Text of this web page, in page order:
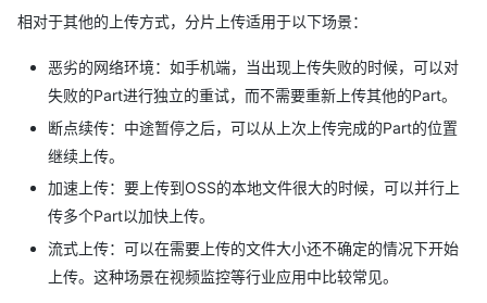
相对于其他的上传方式，分片上传适用于以下场景：
恶劣的网络环境：如手机端，当出现上传失败的时候，可以对
失败的Part进行独立的重试，而不需要重新上传其他的Part。
断点续传：中途暂停之后，可以从上次上传完成的Part的位置
继续上传。
加速上传：要上传到OSS的本地文件很大的时候，可以并行上
传多个Part以加快上传。
流式上传：可以在需要上传的文件大小还不确定的情况下开始
上传。这种场景在视频监控等行业应用中比较常见。